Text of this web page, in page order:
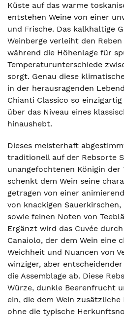
Küste auf das warme
entstehen Weine von einer
und Frische. Das kalkhaltige
Weinberge verleiht den
während die Höhenlage für
Temperaturunterschiede
sorgt. Genau diese
in der herausragenden
Chianti Classico so
über das Niveau eines
hinaushebt.
Dieses meisterhaft
traditionell auf der Rebsorte
unangefochtenen Königin der
schenkt dem Wein seine
getragen von einer
von knackigen
sowie feinen Noten von
Ergänzt wird das Cuvée
Canaiolo, der dem Wein eine
Weichheit und Nuancen von
winziger, aber
die Assemblage ab. Diese
Würze, dunkle Beerenfrucht
ein, die dem Wein
ohne die typische